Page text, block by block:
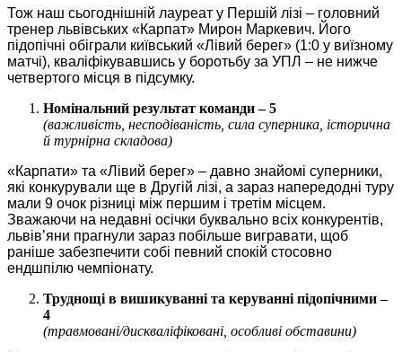
Тож наш сьогоднішній лауреат у Першій лізі – головний
тренер львівських «Карпат» Мирон Маркевич. Його
підопічні обіграли київський «Лівий берег» (1:0 у виїзному
матчі), кваліфікувавшись у боротьбу за УПЛ – не нижче
четвертого місця в підсумку.
Номінальний результат команди – 5
(важливість, несподіваність, сила суперника, історична
й турнірна складова)
«Карпати» та «Лівий берег» – давно знайомі суперники,
які конкурували ще в Другій лізі, а зараз напередодні туру
мали 9 очок різниці між першим і третім місцем.
Зважаючи на недавні осічки буквально всіх конкурентів,
львів’яни прагнули зараз побільше вигравати, щоб
раніше забезпечити собі певний спокій стосовно
ендшпілю чемпіонату.
Труднощі в вишикуванні та керуванні підопічними –
4
(травмовані/дискваліфіковані, особливі обставини)